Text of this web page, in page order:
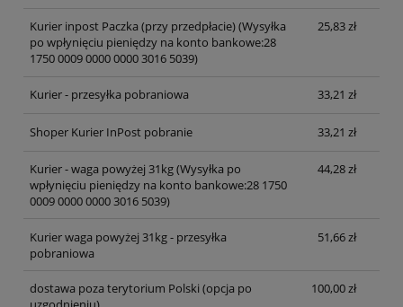
Kurier inpost Paczka (przy przedpłacie)(Wysyłka
po wpłynięciu pieniędzy na konto bankowe:28
1750 0009 0000 0000 3016 5039)
25,83 zł
Kurier - przesyłka pobraniowa 33,21 zł
Shoper Kurier InPost pobranie 33,21 zł
Kurier - waga powyżej 31kg(Wysyłka po
wpłynięciu pieniędzy na konto bankowe:28 1750
0009 0000 0000 3016 5039)
44,28 zł
Kurier waga powyżej 31kg - przesyłka
pobraniowa
51,66 zł
dostawa poza terytorium Polski (opcja po
100,00 zł